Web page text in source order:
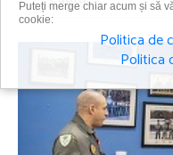
Puteți merge chiar acum și să
cookie:
Politica de
Politica